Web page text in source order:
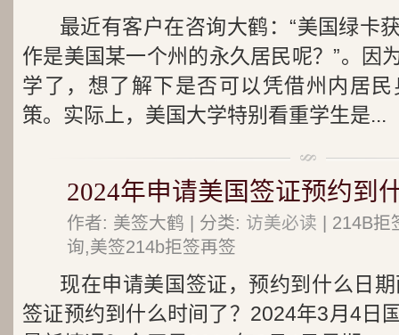
最近有客户在咨询大鹤：“美国绿卡
作是美国某一个州的永久居民呢？”。因
学了，想了解下是否可以凭借州内居
策。实际上，美国大学特别看重学生是...
2024年申请美国签证预约到
作者: 美签大鹤 | 分类: 访美必读 | 214B
询,美签214b拒签再签
现在申请美国签证，预约到什么日
签证预约到什么时间了？2024年3月4日